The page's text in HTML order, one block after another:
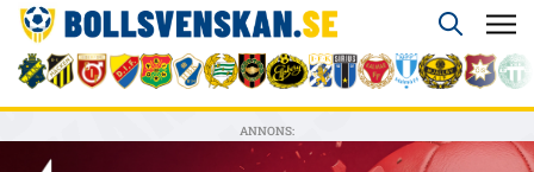
ANNONS: